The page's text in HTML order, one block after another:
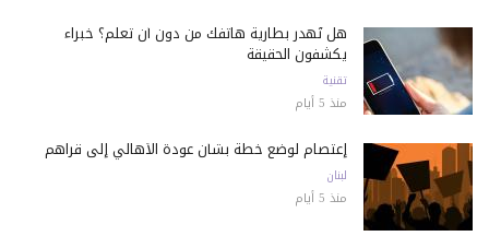
هل تُهدر بطارية هاتفك من دون أن تعلم؟ خبراء
يكشفون الحقيقة
تقنية
منذ 5 أيام
إعتصام لوضع خطة بشأن عودة الأهالي إلى قراهم
لبنان
منذ 5 أيام